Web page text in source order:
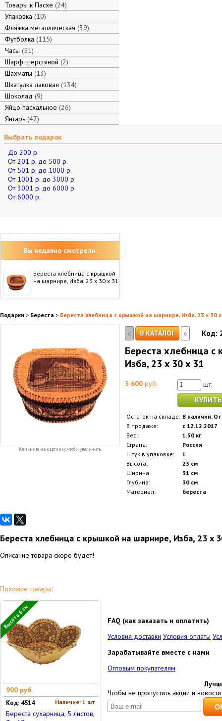
Товары к Пасхе 24
Упаковка 10
Фляжка металлическая 39
Футболка 115
Часы 51
Шарф шерстяной 2
Шахматы 13
Шкатулка лаковая 134
Шоколад 9
Яйцо пасхальное 26
Янтарь 47
Выбрать подарок
До 200 р.
От 201 р. до 500 р.
От 501 р. до 1000 р.
От 1001 р. до 3000 р.
От 3001 р. до 6000 р.
От 6000 р.
Вы недавно смотрели:
Береста хлебница с крышкой
на шарнире, Изба, 23 x 30 x 31
Подарки > Береста > Береста хлебница с крышкой на шарнире, Изба, 23 x 30
Кликните на картинку, чтобы увеличить
« В КАТАЛОГ » Код:
Береста хлебница
Изба, 23 x 30 x 31
3 600 руб.
шт.
Остаток на складе: В наличии.
В продаже:
с 12.12.2017
Вес:
1.50 кг
Страна:
Россия
Штук в упаковке:
1
Высота:
23 см
Ширина:
31 см
Глубина:
30 см
Материал:
береста
Береста хлебница с крышкой на шарнире, Изба, 23 x
Описание товара скоро будет!
Похожие товары:
Высота 6 см
900 руб.
Наличие: 1 шт
Код: 4514
Береста сухарница, 5 листов,
FAQ (как заказать и оплатить)
Условия доставки Условия оплаты
Зарабатывайте вместе с нами
Оптовым покупателям
Чтобы не пропустить акции и